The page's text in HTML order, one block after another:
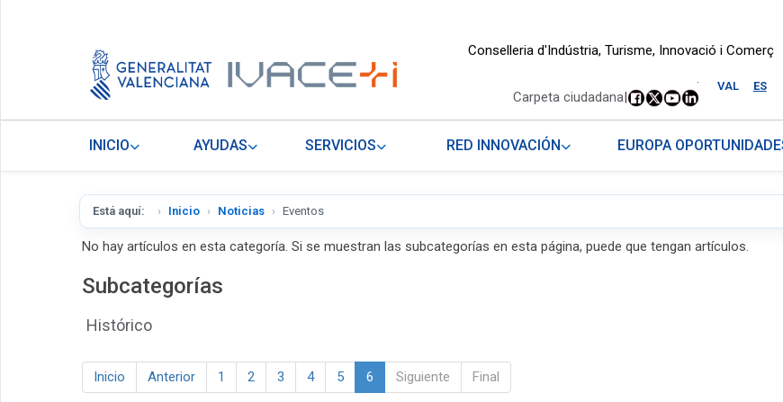
Conselleria d'Indústria, Turisme, Innovació i Comerç
VAL ES
.
Carpeta ciudadana|
INICIO AYUDAS SERVICIOS RED INNOVACIÓN EUROPA
Está aquí: Inicio Noticias Eventos
No hay artículos en esta categoría. Si se muestran las subcategorías en esta página, puede que tengan artículos.
Subcategorías
Histórico
Inicio Anterior 1 2 3 4 5 6 Siguiente Final